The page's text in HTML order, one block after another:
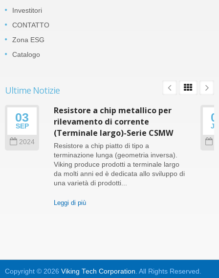
Investitori
CONTATTO
Zona ESG
Catalogo
Ultime Notizie
03
SEP
2024
Resistore a chip metallico per
rilevamento di corrente
(Terminale largo)-Serie CSMW
Resistore a chip piatto di tipo a
terminazione lunga (geometria inversa).
Viking produce prodotti a terminale largo
da molti anni ed è dedicata allo sviluppo di
una varietà di prodotti...
Leggi di più
Copyright © 2026 Viking Tech Corporation . All Rights Reserved.